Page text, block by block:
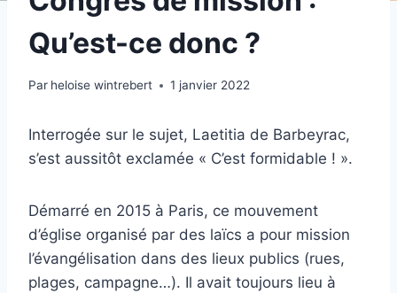
Qu’est-ce donc ?
Par heloise wintrebert 1 janvier 2022
Interrogée sur le sujet, Laetitia de Barbeyrac,
s’est aussitôt exclamée « C’est formidable ! ».
Démarré en 2015 à Paris, ce mouvement
d’église organisé par des laïcs a pour mission
l’évangélisation dans des lieux publics (rues,
plages, campagne…). Il avait toujours lieu à